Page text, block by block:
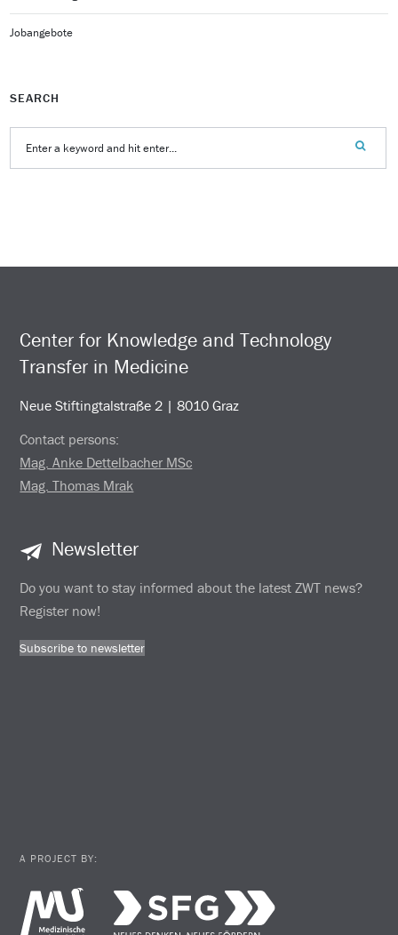
Jobangebote
SEARCH
Center for Knowledge and Technology
Transfer in Medicine
Neue Stiftingtalstraße 2 | 8010 Graz
Contact persons:
Mag. Anke Dettelbacher MSc
Mag. Thomas Mrak
Newsletter
Do you want to stay informed about the latest ZWT news?
Register now!
Subscribe to newsletter
A PROJECT BY: